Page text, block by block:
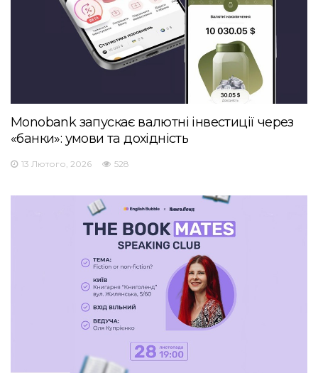
Monobank запускає валютні інвестиції через
«банки»: умови та дохідність
13 Лютого, 2026 528